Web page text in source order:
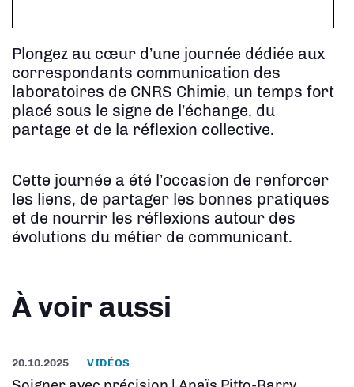
Plongez au cœur d’une journée dédiée aux
correspondants communication des
laboratoires de CNRS Chimie, un temps fort
placé sous le signe de l’échange, du
partage et de la réflexion collective.
Cette journée a été l’occasion de renforcer
les liens, de partager les bonnes pratiques
et de nourrir les réflexions autour des
évolutions du métier de communicant.
À voir aussi
20.10.2025 VIDÉOS